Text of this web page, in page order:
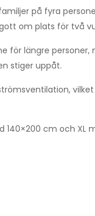
på fyra
om plats för två
för längre
stiger uppåt.
140×200 cm och XL